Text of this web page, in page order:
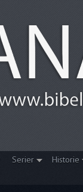
Serier Historie